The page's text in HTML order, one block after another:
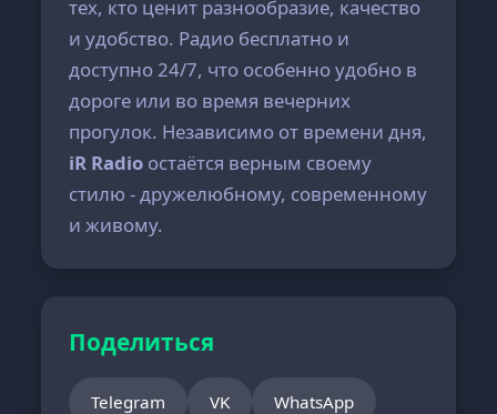
тех, кто ценит разнообразие, качество
и удобство. Радио бесплатно и
доступно 24/7, что особенно удобно в
дороге или во время вечерних
прогулок. Независимо от времени дня,
iR Radio остаётся верным своему
стилю - дружелюбному, современному
и живому.
Поделиться
Telegram VK WhatsApp